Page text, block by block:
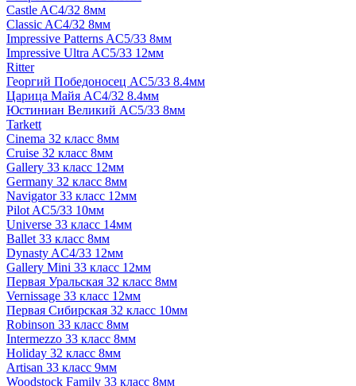
Castle AC4/32 8мм
Classic AC4/32 8мм
Impressive Patterns AC5/33 8мм
Impressive Ultra AC5/33 12мм
Ritter
Георгий Победоносец AC5/33 8.4мм
Царица Майя AC4/32 8.4мм
Юстиниан Великий AC5/33 8мм
Tarkett
Cinema 32 класс 8мм
Cruise 32 класс 8мм
Gallery 33 класс 12мм
Germany 32 класс 8мм
Navigator 33 класс 12мм
Pilot AC5/33 10мм
Universe 33 класс 14мм
Ballet 33 класс 8мм
Dynasty AC4/33 12мм
Gallery Mini 33 класс 12мм
Первая Уральская 32 класс 8мм
Vernissage 33 класс 12мм
Первая Сибирская 32 класс 10мм
Robinson 33 класс 8мм
Intermezzo 33 класс 8мм
Holiday 32 класс 8мм
Artisan 33 класс 9мм
Woodstock Family 33 класс 8мм